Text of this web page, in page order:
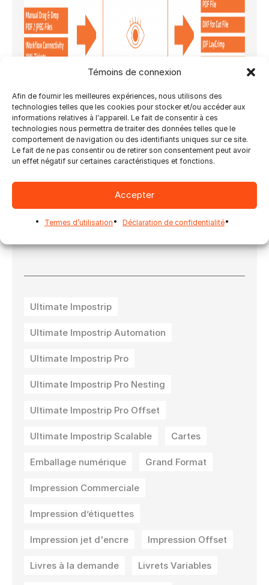
Témoins de connexion
Afin de fournir les meilleures expériences, nous utilisons des
technologies telles que les cookies pour stocker et/ou accéder aux
informations relatives à l'appareil. Le fait de consentir à ces
technologies nous permettra de traiter des données telles que le
comportement de navigation ou des identifiants uniques sur ce site.
Le fait de ne pas consentir ou de retirer son consentement peut avoir
un effet négatif sur certaines caractéristiques et fonctions.
Accepter
Termes d’utilisation Déclaration de confidentialité
Envie de gagner du temps sur chaque travail en
générant automatiquement vos impositions?
Essayez vous-même les Dossiers Actifs en
téléchargeant une copie de démonstration
d’Ultimate Impostrip®. En téléchargeant une
pourquoi cette solution d’imposition est
de services d’impression et évoluer vers une
Ultimate Impostrip
Ultimate Impostrip Automation
Ultimate Impostrip Pro
Ultimate Impostrip Pro Nesting
Ultimate Impostrip Pro Offset
Ultimate Impostrip Scalable Cartes
Emballage numérique Grand Format
Impression Commerciale
Impression d’étiquettes
Impression jet d'encre Impression Offset
Livres à la demande Livrets Variables